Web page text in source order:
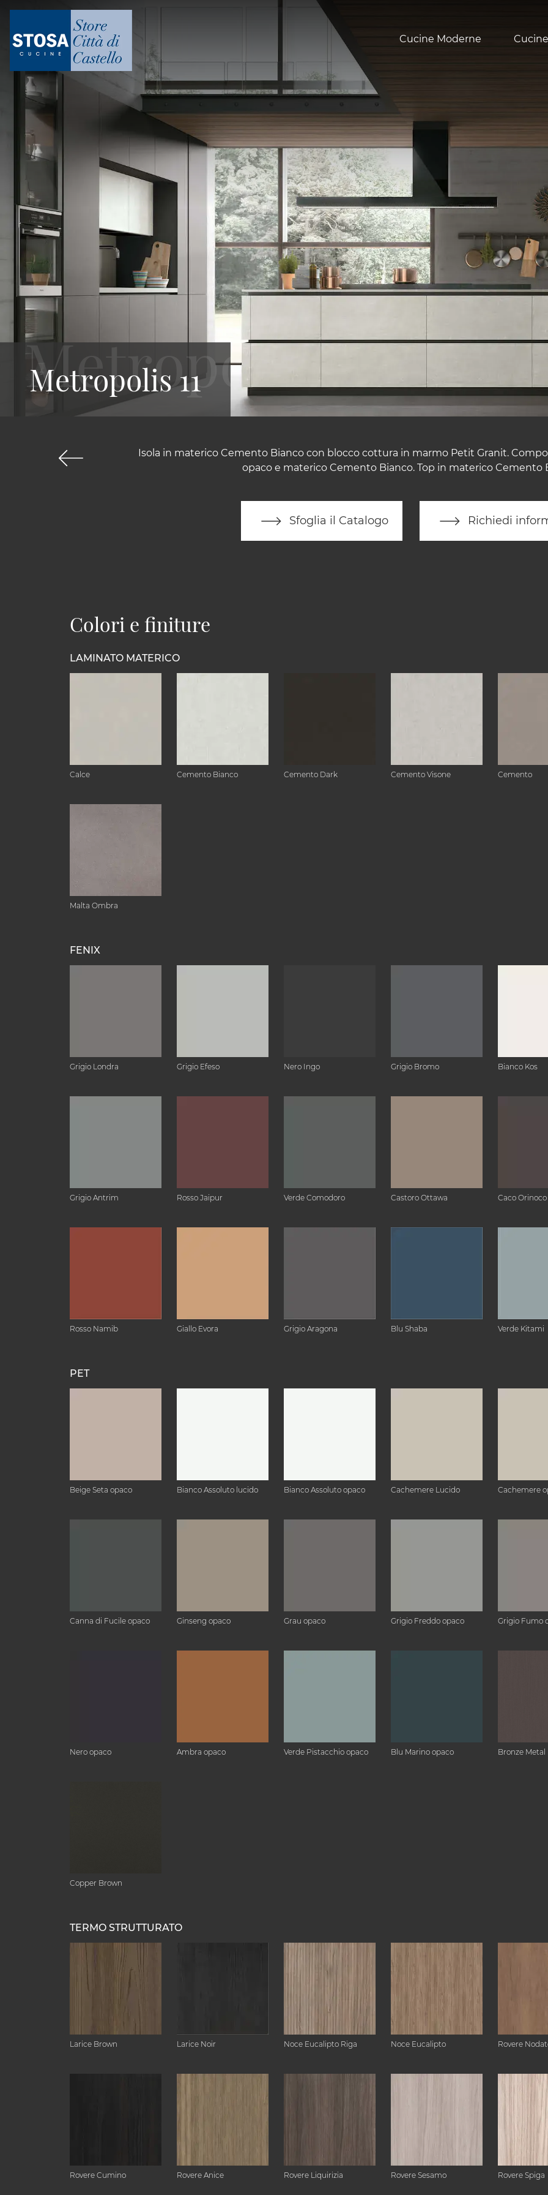
Cucine Moderne
Isola in materico Cemento Bianco con blocco cottura in marmo Petit Granit.
opaco e materico Cemento Bianco. Top in materico Cemento
Sfoglia il Catalogo Richiedi
Metropolis 11
Colori e finiture
LAMINATO MATERICO
Calce Cemento Bianco Cemento Dark Cemento Visone Cemento
Malta Ombra
FENIX
Grigio Londra Grigio Efeso Nero Ingo Grigio Bromo Bianco Kos
Grigio Antrim Rosso Jaipur Verde Comodoro Castoro Ottawa Caco Orinoco
Rosso Namib Giallo Evora Grigio Aragona Blu Shaba Verde Kitami
PET
Beige Seta opaco Bianco Assoluto lucido Bianco Assoluto opaco Cachemere Lucido Cachemere
Canna di Fucile opaco Ginseng opaco Grau opaco Grigio Freddo opaco Grigio Fumo
Nero opaco Ambra opaco Verde Pistacchio opaco Blu Marino opaco Bronze Metal
Copper Brown
TERMO STRUTTURATO
Larice Brown Larice Noir Noce Eucalipto Riga Noce Eucalipto Rovere
Rovere Cumino Rovere Anice Rovere Liquirizia Rovere Sesamo Rovere Spiga